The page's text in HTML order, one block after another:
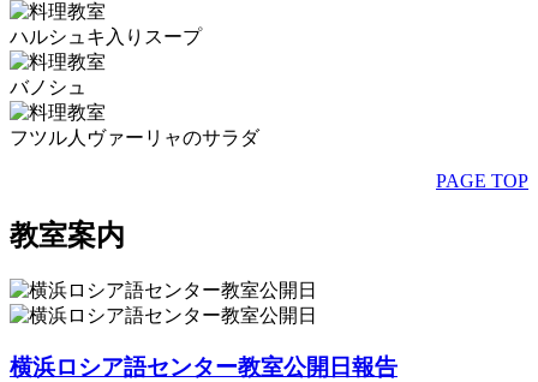
ハルシュキ入りスープ
バノシュ
フツル人ヴァーリャのサラダ
PAGE TOP
教室案内
横浜ロシア語センター教室公開日報告